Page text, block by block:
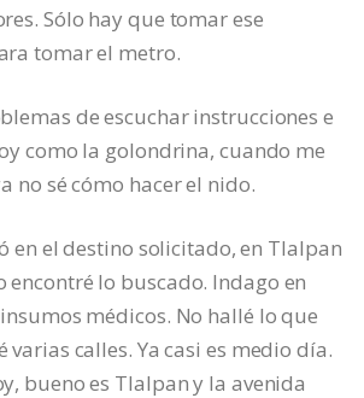
Sólo hay que tomar ese
tomar el metro.
de escuchar instrucciones e
como la golondrina, cuando me
no sé cómo hacer el nido.
en el destino solicitado, en Tlalpan
encontré lo buscado. Indago en
médicos. No hallé lo que
varias calles. Ya casi es medio día.
bueno es Tlalpan y la avenida